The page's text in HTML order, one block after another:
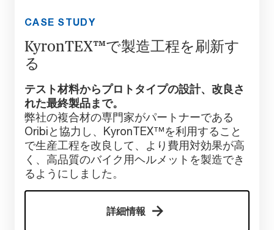
CASE STUDY
KyronTEX™で製造工程を刷新す
る
テスト材料からプロトタイプの設計、改良さ
れた最終製品まで。
弊社の複合材の専門家がパートナーである
Oribiと協力し、KyronTEX™を利用すること
で生産工程を改良して、より費用対効果が高
く、高品質のバイク用ヘルメットを製造でき
るようにしました。
詳細情報